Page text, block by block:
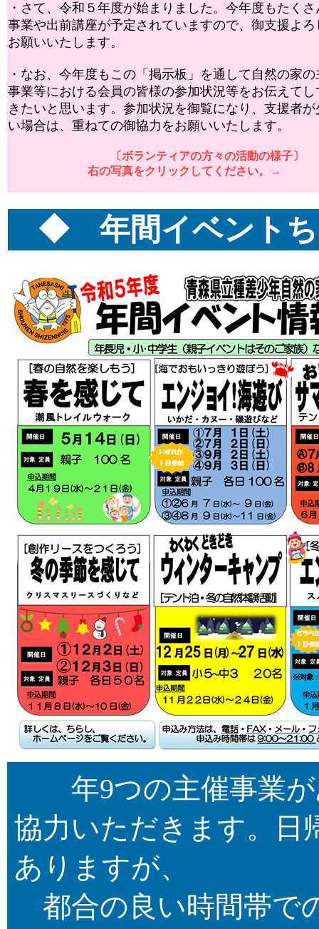
・さて、令和５年度が始まりました。今年度もたくさ
事業や出前講座が予定されていますので、御支援よろ
お願いいたします。
・なお、今年度もこの「掲示板」を通して自然の家の
事業等における会員の皆様の参加状況等をお伝えてし
きたいと思います。参加状況を御覧になり、支援者が
い場合は、重ねての御協力をお願いいたします。
〔ボランティアの方々の活動の様子〕
右の写真をクリックしてください。
→
◆ 年間イベント
年9つの主催事業が
協力いただきます。日
ありますが、
都合の良い時間帯で